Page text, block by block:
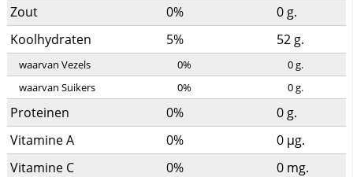
Zout
0% 0 g.
Koolhydraten
5% 52 g.
waarvan Vezels 0% 0g.
waarvan Suikers
0% 0g.
Proteinen 0% 0 g.
Vitamine A
0% 0 µg.
Vitamine C
0% 0 mg.